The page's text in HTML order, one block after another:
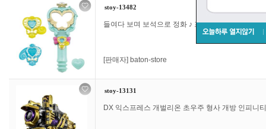
stoy-13482
들여다 보며 보석으로 정화 ♪ 프리 키트 미러 확대
[판매자] baton-store
stoy-13131
DX 익스프레스 개벌리온 초우주 형사 개방 인피니티